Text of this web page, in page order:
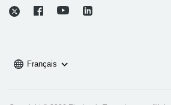
Français